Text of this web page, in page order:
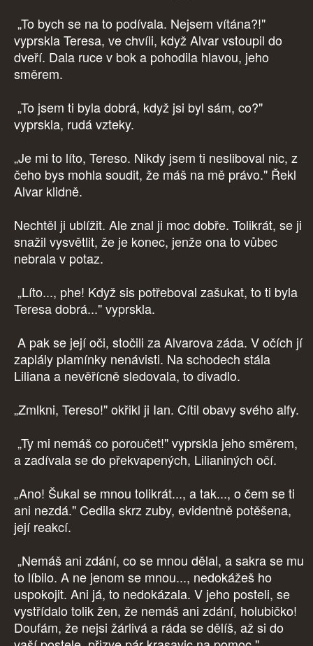
„To bych se na to podívala. Nejsem vítána?!"
vyprskla Teresa, ve chvíli, když Alvar vstoupil do
dveří. Dala ruce v bok a pohodila hlavou, jeho
směrem.
„To jsem ti byla dobrá, když jsi byl sám, co?"
vyprskla, rudá vzteky.
„Je mi to líto, Tereso. Nikdy jsem ti nesliboval nic, z
čeho bys mohla soudit, že máš na mě právo." Řekl
Alvar klidně.
Nechtěl ji ublížit. Ale znal ji moc dobře. Tolikrát, se ji
snažil vysvětlit, že je konec, jenže ona to vůbec
nebrala v potaz.
„Líto..., phe! Když sis potřeboval zašukat, to ti byla
Teresa dobrá..." vyprskla.
A pak se její oči, stočili za Alvarova záda. V očích jí
zaplály plamínky nenávisti. Na schodech stála
Liliana a nevěřícně sledovala, to divadlo.
„Zmlkni, Tereso!" okřikl ji Ian. Cítil obavy svého alfy.
„Ty mi nemáš co poroučet!" vyprskla jeho směrem,
a zadívala se do překvapených, Lilianiných očí.
„Ano! Šukal se mnou tolikrát..., a tak..., o čem se ti
ani nezdá." Cedila skrz zuby, evidentně potěšena,
její reakcí.
„Nemáš ani zdání, co se mnou dělal, a sakra se mu
to líbilo. A ne jenom se mnou..., nedokážeš ho
uspokojit. Ani já, to nedokázala. V jeho posteli, se
vystřídalo tolik žen, že nemáš ani zdání, holubičko!
Doufám, že nejsi žárlivá a ráda se dělíš, až si do